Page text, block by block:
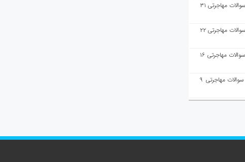
هفته‌نامه مهاجرت/پاسخ به سوالات مهاجرتی ۳۱
هفته‌نامه مهاجرت/پاسخ به سوالات مهاجرتی ۲۲
هفته‌نامه مهاجرت/پاسخ به سوالات مهاجرتی ۱۶
هفته‌نامه مهاجرت/پاسخ به سوالات مهاجرتی ۹